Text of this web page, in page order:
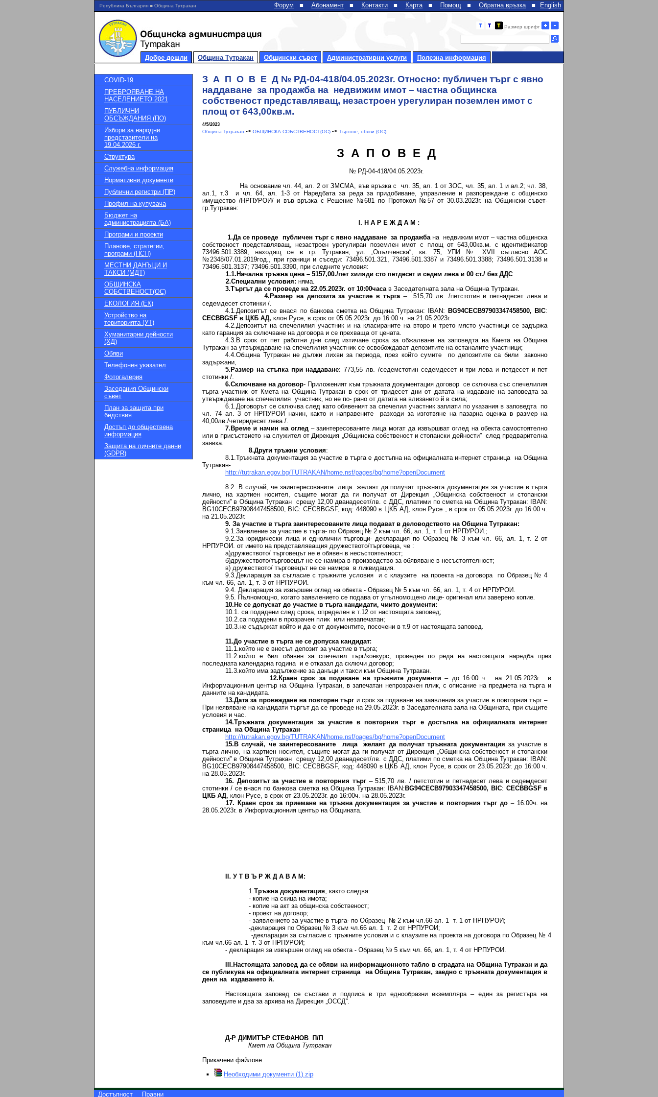
Република България ■ Община Тутракан English
Форум ■ Абонамент ■ Контакти ■ Карта ■ Помощ ■ Обратна връзка ■
Размер шрифт
Добре дошли Община Тутракан Общински съвет Административни услуги Полезна информация
COVID-19
ПРЕБРОЯВАНЕ НА
НАСЕЛЕНИЕТО 2021
ПУБЛИЧНИ
ОБСЪЖДАНИЯ (ПО)
Избори за народни
представители на
19.04.2026 г.
Структура
Служебна информация
Нормативни документи
Публични регистри (ПР)
Профил на купувача
Бюджет на
администрацията (БА)
Програми и проекти
Планове, стратегии,
програми (ПСП)
МЕСТНИ ДАНЪЦИ И
ТАКСИ (МДТ)
ОБЩИНСКА
СОБСТВЕНОСТ(ОС)
ЕКОЛОГИЯ (ЕК)
Устройство на
територията (УТ)
Хуманитарни дейности
(ХД)
Обяви
Телефонен указател
Фотогалерия
Заседания Общински
съвет
План за защита при
бедствия
Достъп до обществена
информация
Защита на личните данни
(GDPR)
З А П О В Е Д № РД-04-418/04.05.2023г. Относно: публичен търг с явно
наддаване за продажба на недвижим имот – частна общинска
собственост представляващ, незастроен урегулиран поземлен имот с
площ от 643,00кв.м.
4/5/2023
Община Тутракан -> ОБЩИНСКА СОБСТВЕНОСТ(ОС) -> Търгове, обяви (ОС)
З А П О В Е Д
№ РД-04-418/04.05.2023г.
На основание чл. 44, ал. 2 от ЗМСМА, във връзка с чл. 35, ал. 1 от ЗОС, чл. 35, ал. 1 и ал.2; чл. 38,
ал.1, т.3 и чл. 64, ал. 1-3 от Наредбата за реда за придобиване, управление и разпореждане с общинско
имущество /НРПУРОИ/ и във връзка с Решение №681 по Протокол №57 от 30.03.2023г. на Общински съвет-
гр.Тутракан:
І. Н А Р Е Ж Д А М :
1.Да се проведе публичен търг с явно наддаване за продажбана недвижим имот – частна общинска
собственост представляващ, незастроен урегулиран поземлен имот с площ от 643,00кв.м. с идентификатор
73496.501.3389, находящ се в гр. Тутракан, ул. „Опълченска“; кв. 75, УПИ № XVII съгласно АОС
№2348/07.01.2019год., при граници и съседи: 73496.501.321, 73496.501.3387 и 73496.501.3388; 73496.501.3138 и
73496.501.3137; 73496.501.3390, при следните условия:
1.1.Начална тръжна цена – 5157,00./пет хиляди сто петдесет и седем лева и 00 ст./ без ДДС
2.Специални условия: няма.
3.Търгът да се проведе на 22.05.2023г. от 10:00часав Заседателната зала на Община Тутракан.
4.Размер на депозита за участие в търга– 515,70 лв. /петстотин и петнадесет лева и
седемдесет стотинки /.
4.1.Депозитът се внася по банкова сметка на Община Тутракан: IBAN: BG94СЕСB97903347458500, BIC:
CECBBGSF в ЦКБ АД, клон Русе, в срок от 05.05.2023г. до 16:00 ч. на 21.05.2023г.
4.2.Депозитът на спечелилия участник и на класираните на второ и трето място участници се задържа
като гаранция за сключване на договора и се прехваща от цената.
4.3.В срок от пет работни дни след изтичане срокa за обжалване на заповедта на Кмета на Община
Тутракан за утвърждаване на спечелилия участник се освобождават депозитите на останалите участници;
4.4.Община Тутракан не дължи лихви за периода, през който сумите по депозитите са били законно
задържани,
5.Размер на стъпка при наддаване: 773,55 лв. /седемстотин седемдесет и три лева и петдесет и пет
стотинки /.
6.Сключване на договор- Приложеният към тръжната документация договор се сключва със спечелилия
търга участник от Кмета на Община Тутракан в срок от тридесет дни от датата на издаване на заповедта за
утвърждаване на спечелилия участник, но не по- рано от датата на влизането й в сила;
6.1.Договорът се сключва след като обявеният за спечелил участник заплати по указания в заповедта по
чл. 74 ал. 3 от НРПУРОИ начин, както и направените разходи за изготвяне на пазарна оценка в размер на
40,00лв./четиридесет лева /.
7.Време и начин на оглед– заинтересованите лица могат да извършват оглед на обекта самостоятелно
или в присъствието на служител от Дирекция „Общинска собственост и стопански дейности” след предварителна
заявка.
8.Други тръжни условия:
8.1.Тръжната документация за участие в търга е достъпна на официалната интернет страница на Община
Тутракан-
http://tutrakan.egov.bg/TUTRAKAN/home.nsf/pages/bg/home?openDocument
8.2. В случай, че заинтересованите лица желаят да получат тръжната документация за участие в търга
лично, на хартиен носител, същите могат да ги получат от Дирекция „Общинска собственост и стопански
дейности” в Община Тутракан срещу 12,00 дванадесет/лв. с ДДС, платими по сметка на Община Тутракан: IBAN:
BG10СЕСB97908447458500, BIC: CECBBGSF, код: 448090 в ЦКБ АД, клон Русе , в срок от 05.05.2023г. до 16:00 ч.
на 21.05.2023г.
9. За участие в търга заинтересованите лица подават в деловодството на Община Тутракан:
9.1.Заявление за участие в търга- по Образец № 2 към чл. 66, ал. 1, т. 1 от НРПУРОИ.;
9.2.За юридически лица и еднолични търговци- декларация по Образец № 3 към чл. 66, ал. 1, т. 2 от
НРПУРОИ. от името на представляващия дружеството/търговеца, че :
а)дружеството/ търговецът не е обявен в несъстоятелност;
б)дружеството/търговецът не се намира в производство за обявяване в несъстоятелност;
в) дружеството/ търговецът не се намира в ликвидация.
9.3.Декларация за съгласие с тръжните условия и с клаузите на проекта на договора по Образец № 4
към чл. 66, ал. 1, т. 3 от НРПУРОИ.
9.4. Декларация за извършен оглед на обекта - Образец № 5 към чл. 66, ал. 1, т. 4 от НРПУРОИ.
9.5. Пълномощно, когато заявлението се подава от упълномощено лице- оригинал или заверено копие.
10.Не се допускат до участие в търга кандидати, чиито документи:
10.1. са подадени след срока, определен в т.12 от настоящата заповед;
10.2.са подадени в прозрачен плик или незапечатан;
10.3.не съдържат който и да е от документите, посочени в т.9 от настоящата заповед.
11.До участие в търга не се допуска кандидат:
11.1.който не е внесъл депозит за участие в търга;
11.2.който е бил обявен за спечелил търг/конкурс, проведен по реда на настоящата наредба през
последната календарна година и е отказал да сключи договор;
11.3.който има задължение за данъци и такси към Община Тутракан.
12.Краен срок за подаване на тръжните документи– до 16:00 ч. на 21.05.2023г. в
Информационния център на Община Тутракан, в запечатан непрозрачен плик, с описание на предмета на търга и
данните на кандидата.
13.Дата за провеждане на повторен търг и срок за подаване на заявления за участие в повторния търг –
При неявяване на кандидати търгът да се проведе на 29.05.2023г. в Заседателната зала на Общината, при същите
условия и час.
14.Тръжната документация за участие в повторния търг е достъпна на официалната интернет
страница на Община Тутракан-
http://tutrakan.egov.bg/TUTRAKAN/home.nsf/pages/bg/home?openDocument
15.В случай, че заинтересованите лица желаят да получат тръжната документация за участие в
търга лично, на хартиен носител, същите могат да ги получат от Дирекция „Общинска собственост и стопански
дейности” в Община Тутракан срещу 12,00 дванадесет/лв. с ДДС, платими по сметка на Община Тутракан: IBAN:
BG10СЕСB97908447458500, BIC: CECBBGSF, код: 448090 в ЦКБ АД, клон Русе, в срок от 23.05.2023г. до 16:00 ч.
на 28.05.2023г.
16. Депозитът за участие в повторния търг – 515,70 лв. / петстотин и петнадесет лева и седемдесет
стотинки / се внася по банкова сметка на Община Тутракан: IBAN: BG94СЕСB97903347458500, BIC: CECBBGSFв
ЦКБ АД, клон Русе, в срок от 23.05.2023г. до 16:00ч. на 28.05.2023г.
17. Краен срок за приемане на тръжна документация за участие в повторния търг до – 16:00ч. на
28.05.2023г. в Информационния център на Общината.
ІІ. У Т В Ъ Р Ж Д А В А М:
1.Тръжна документация, както следва:
- копие на скица на имота;
- копие на акт за общинска собственост;
- проект на договор;
- заявлението за участие в търга- по Образец № 2 към чл.66 ал. 1 т. 1 от НРПУРОИ;
-декларация по Образец № 3 към чл.66 ал. 1 т. 2 от НРПУРОИ;
-декларация за съгласие с тръжните условия и с клаузите на проекта на договора по Образец № 4
към чл.66 ал. 1 т. 3 от НРПУРОИ;
- декларация за извършен оглед на обекта - Образец № 5 към чл. 66, ал. 1, т. 4 от НРПУРОИ.
III.Настоящата заповед да се обяви на информационното табло в сградата на Община Тутракан и да
се публикува на официалната интернет страница на Община Тутракан, заедно с тръжната документация в
деня на издаването й.
Настоящата заповед се състави и подписа в три еднообразни екземпляра – един за регистъра на
заповедите и два за архива на Дирекция „ОССД”.
Д-Р ДИМИТЪР СТЕФАНОВ П/П
Кмет на Община Тутракан
Прикачени файлове
Необходими документи (1).zip
Достъпност Правни